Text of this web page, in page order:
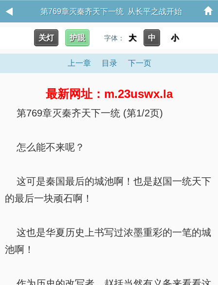
第769章灭秦齐天下一统 从长平之战开始
关灯 护眼 字体： 大 中 小
上一章 目录 下一页
最新网址：m.23uswx.la
第769章灭秦齐天下一统 (第1/2页)
怎么能不来呢？
这可是秦国最后的城池啊！也是赵国一统天下
的最后一块顽石啊！
这也是华夏历史上书写过浓墨重彩的一笔的城
池啊！